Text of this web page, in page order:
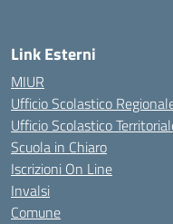
Link Esterni
MIUR
Ufficio Scolastico
Ufficio Scolastico
Scuola in Chiaro
Iscrizioni On Line
Invalsi
Comune